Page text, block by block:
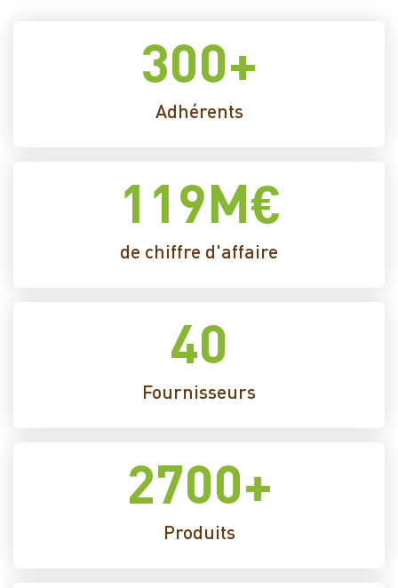
Adhérents
300+
de chiffre d'affaire
119M€
Fournisseurs
40
Produits
2700+